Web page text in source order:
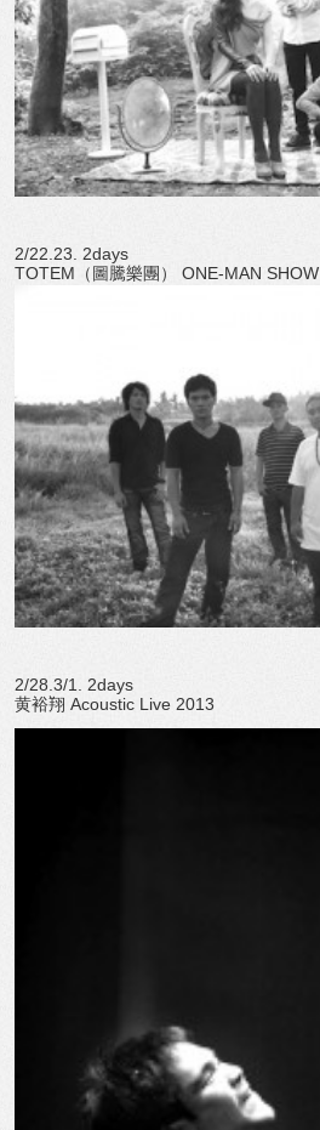
2/22.23. 2days
TOTEM（圖騰樂團） ONE-MAN SHOW
2/28.3/1. 2days
黄裕翔 Acoustic Live 2013